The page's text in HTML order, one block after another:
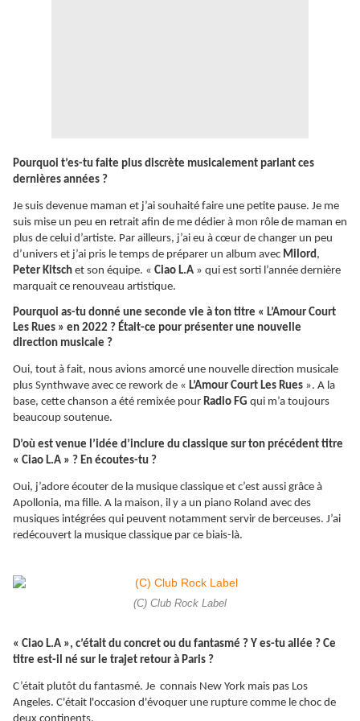
Pourquoi t’es-tu faite plus discrète musicalement parlant ces
dernières années ?
Je suis devenue maman et j’ai souhaité faire une petite pause. Je me
suis mise un peu en retrait afin de me dédier à mon rôle de maman en
plus de celui d’artiste. Par ailleurs, j’ai eu à cœur de changer un peu
d’univers et j’ai pris le temps de préparer un album avec Milord,
Peter Kitsch et son équipe. « Ciao L.A » qui est sorti l’année dernière
marquait ce renouveau artistique.
Pourquoi as-tu donné une seconde vie à ton titre « L’Amour Court
Les Rues » en 2022 ? Était-ce pour présenter une nouvelle
direction musicale ?
Oui, tout à fait, nous avions amorcé une nouvelle direction musicale
plus Synthwave avec ce rework de « L’Amour Court Les Rues ». A la
base, cette chanson a été remixée pour Radio FG qui m’a toujours
beaucoup soutenue.
D’où est venue l’idée d’inclure du classique sur ton précédent titre
« Ciao L.A » ? En écoutes-tu ?
Oui, j’adore écouter de la musique classique et c’est aussi grâce à
Apollonia, ma fille. A la maison, il y a un piano Roland avec des
musiques intégrées qui peuvent notamment servir de berceuses. J’ai
redécouvert la musique classique par ce biais-là.
(C) Club Rock Label
« Ciao L.A », c’était du concret ou du fantasmé ? Y es-tu allée ? Ce
titre est-il né sur le trajet retour à Paris ?
C’était plutôt du fantasmé. Je connais New York mais pas Los
Angeles. C'était l'occasion d'évoquer une rupture comme le choc de